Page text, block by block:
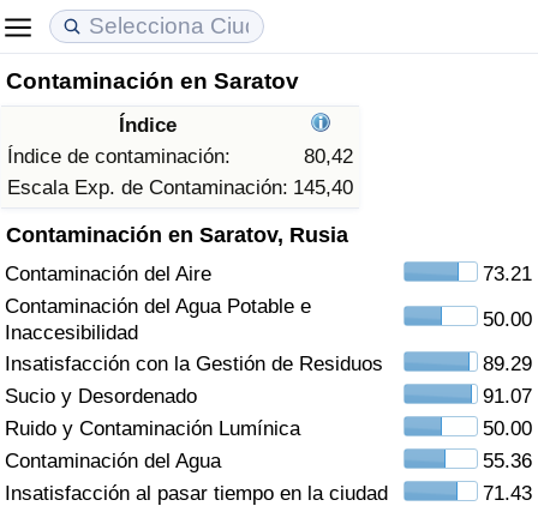
Contaminación en Saratov
Índice
Índice de contaminación:
80,42
Escala Exp. de Contaminación: 145,40
Contaminación en Saratov, Rusia
Contaminación del Aire
73.21
Contaminación del Agua Potable e
Inaccesibilidad
50.00
Insatisfacción con la Gestión de Residuos
89.29
Sucio y Desordenado
91.07
Ruido y Contaminación Lumínica
50.00
Contaminación del Agua
55.36
Insatisfacción al pasar tiempo en la ciudad
71.43
Coste de vida
Índice de Costo de Vida (Actual)
Índice de Costo de Vida
Índice de costo de vida por país
en aqaba
Precios de las propiedades
Índice de Precios de Inmuebles (Actual)
Índice de Precios de Inmuebles
Índice de Precios de Inmuebles por País
Calidad de Vida
Índice de Calidad de Vida
Índice de Calidad de Vida (Actual)
Índice de calidad de vida por país
Delincuencia
Calificación del Índice de Criminalidad
(Actual)
Índice de Criminalidad